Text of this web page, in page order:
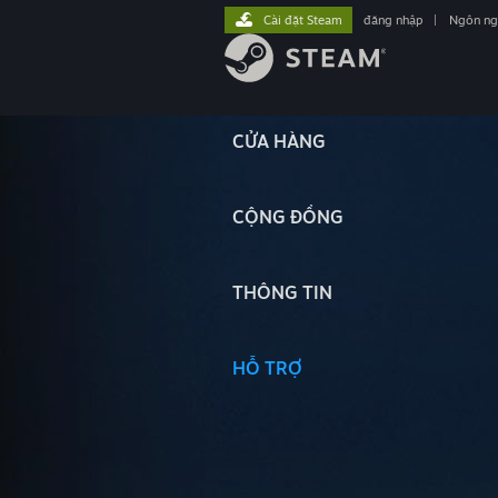
CỬA HÀNG
CỘNG ĐỒNG
THÔNG TIN
HỖ TRỢ
Cài đặt Steam đăng nhập Ngôn